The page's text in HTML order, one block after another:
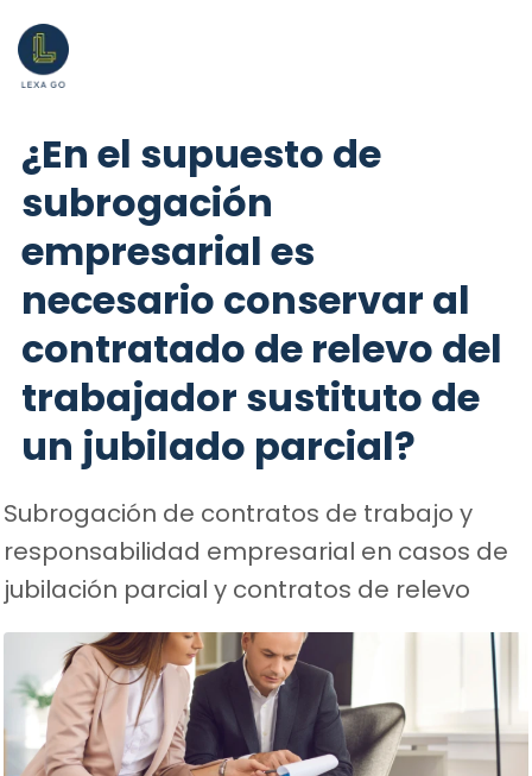
¿En el supuesto de
subrogación
empresarial es
necesario conservar al
contratado de relevo del
trabajador sustituto de
un jubilado parcial?
Subrogación de contratos de trabajo y
responsabilidad empresarial en casos de
jubilación parcial y contratos de relevo